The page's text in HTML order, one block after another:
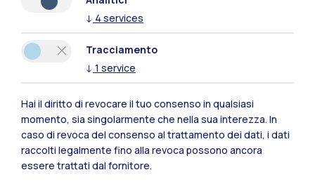
Polimi Community
↓ 4 services
Tracciamento
↓ 1 service
Hai il diritto di revocare il tuo consenso in qualsiasi
momento, sia singolarmente che nella sua interezza. In
caso di revoca del consenso al trattamento dei dati, i dati
raccolti legalmente fino alla revoca possono ancora
essere trattati dal fornitore.